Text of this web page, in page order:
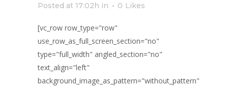
Posted at 17:02h in 0 Likes
[vc_row row_type="row"
use_row_as_full_screen_section="no"
type="full_width" angled_section="no"
text_align="left"
background_image_as_pattern="without_pattern"